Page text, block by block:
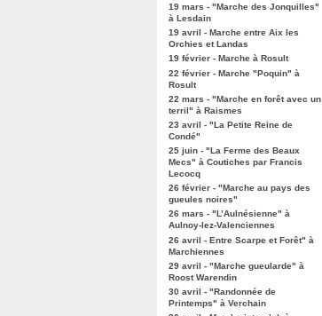
19 mars - "Marche des Jonquilles"
à Lesdain
19 avril - Marche entre Aix les
Orchies et Landas
19 février - Marche à Rosult
22 février - Marche "Poquin" à
Rosult
22 mars - "Marche en forêt avec un
terril" à Raismes
23 avril - "La Petite Reine de
Condé"
25 juin - "La Ferme des Beaux
Mecs" à Coutiches par Francis
Lecocq
26 février - "Marche au pays des
gueules noires"
26 mars - "L’Aulnésienne" à
Aulnoy-lez-Valenciennes
26 avril - Entre Scarpe et Forêt" à
Marchiennes
29 avril - "Marche gueularde" à
Roost Warendin
30 avril - "Randonnée de
Printemps" à Verchain